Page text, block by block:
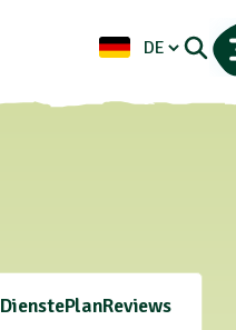
DienstePlanReviews